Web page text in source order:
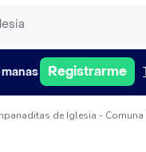
Registrarme
de Iglesia -